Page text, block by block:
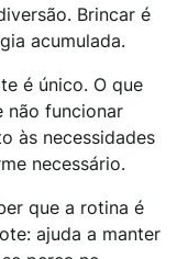
Brincar é
acumulada.
é único. O que
não funcionar
às necessidades
necessário.
que a rotina é
ajuda a manter